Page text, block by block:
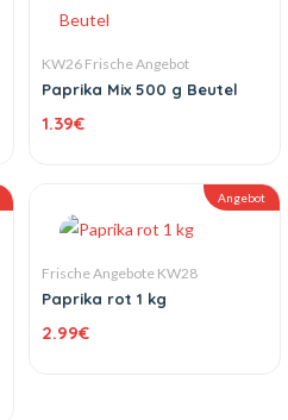
KW26 Frische Angebot
Paprika Mix 500 g Beutel
1.39€
Angebot
Frische Angebote KW28
Paprika rot 1 kg
2.99€